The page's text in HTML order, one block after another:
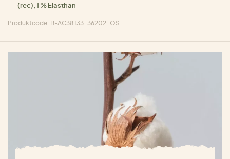
(rec), 1 % Elasthan
Produktcode: B-AC38133-36202-OS